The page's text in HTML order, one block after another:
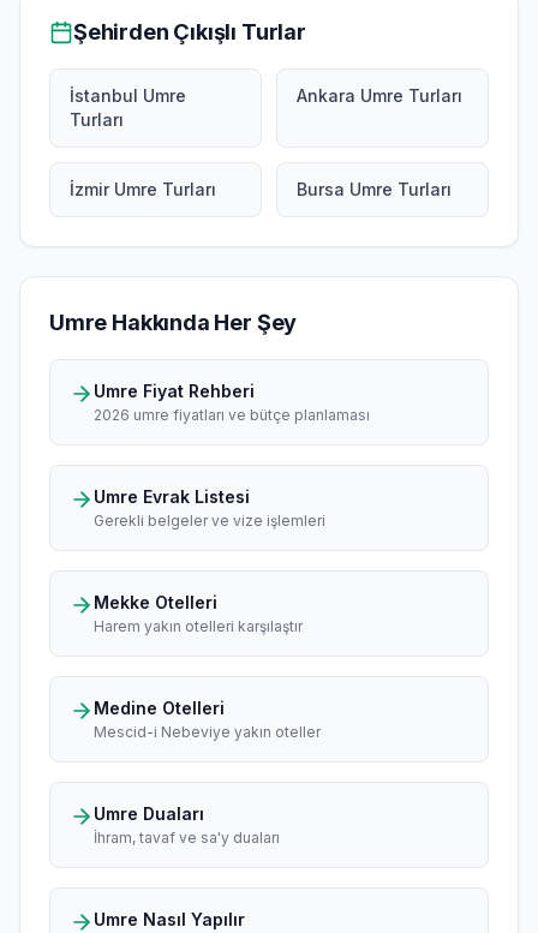
Şehirden Çıkışlı Turlar
İstanbul Umre
Turları
Ankara Umre Turları
İzmir Umre Turları Bursa Umre Turları
Umre Hakkında Her Şey
Umre Fiyat Rehberi
2026 umre fiyatları ve bütçe planlaması
Umre Evrak Listesi
Gerekli belgeler ve vize işlemleri
Mekke Otelleri
Harem yakın otelleri karşılaştır
Medine Otelleri
Mescid-i Nebeviye yakın oteller
Umre Duaları
İhram, tavaf ve sa'y duaları
Umre Nasıl Yapılır